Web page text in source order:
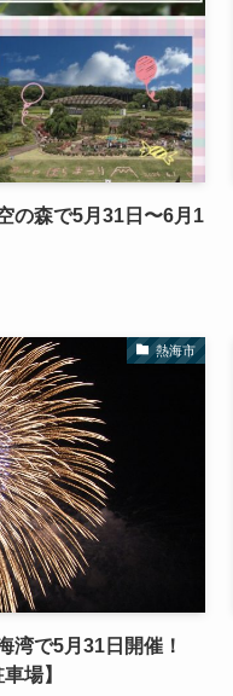
の森で5月31日〜6月1
熱海市
湾で5月31日開催！
場】